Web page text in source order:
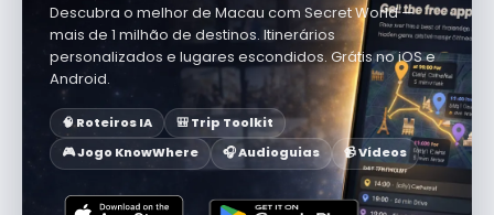
Descubra o melhor de Macau com Secret World —
mais de 1 milhão de destinos. Itinerários
personalizados e lugares escondidos. Grátis no iOS e
Android.
🧠 Roteiros IA
🎒 Trip Toolkit
🎮 Jogo KnowWhere
🎧 Audioguias 📹 Vídeos